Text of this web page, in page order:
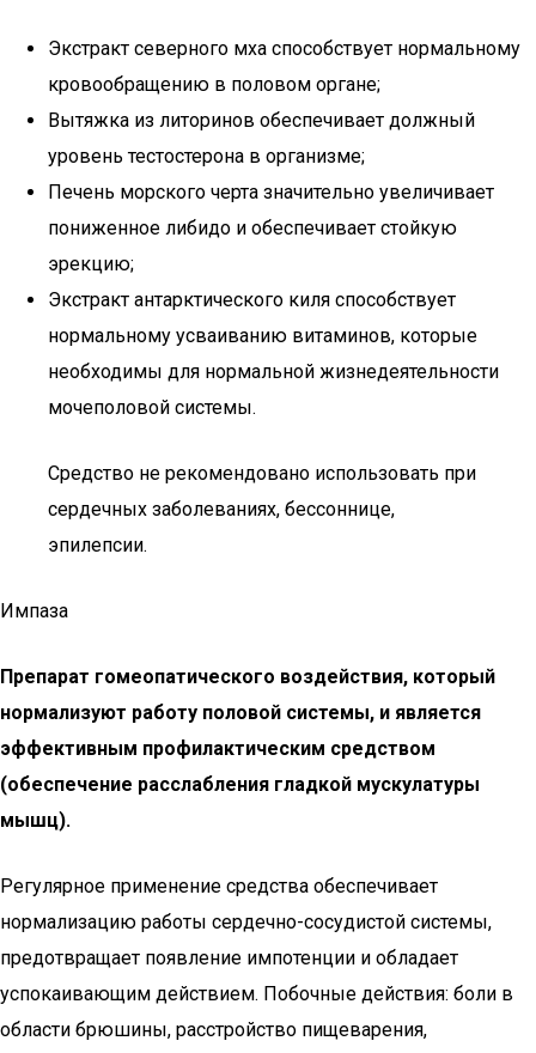
Экстракт северного мха способствует нормальному
кровообращению в половом органе;
Вытяжка из литоринов обеспечивает должный
уровень тестостерона в организме;
Печень морского черта значительно увеличивает
пониженное либидо и обеспечивает стойкую
эрекцию;
Экстракт антарктического киля способствует
нормальному усваиванию витаминов, которые
необходимы для нормальной жизнедеятельности
мочеполовой системы.
Средство не рекомендовано использовать при
сердечных заболеваниях, бессоннице,
эпилепсии.
Импаза
Препарат гомеопатического воздействия, который
нормализуют работу половой системы, и является
эффективным профилактическим средством
(обеспечение расслабления гладкой мускулатуры
мышц).
Регулярное применение средства обеспечивает
нормализацию работы сердечно-сосудистой системы,
предотвращает появление импотенции и обладает
успокаивающим действием. Побочные действия: боли в
области брюшины, расстройство пищеварения,